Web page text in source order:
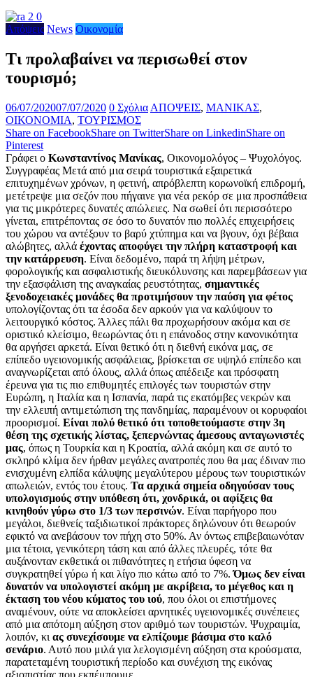
Απόψεις News Οικονομία
Τι προλαβαίνει να περισωθεί στον
τουρισμό;
06/07/202007/07/2020 0 Σχόλια ΑΠΟΨΕΙΣ, ΜΑΝΙΚΑΣ,
ΟΙΚΟΝΟΜΙΑ, ΤΟΥΡΙΣΜΟΣ
Share on FacebookShare on TwitterShare on LinkedinShare on
Pinterest
Γράφει ο Κωνσταντίνος Μανίκας, Οικονομολόγος – Ψυχολόγος.
Συγγραφέας Μετά από μια σειρά τουριστικά εξαιρετικά
επιτυχημένων χρόνων, η φετινή, απρόβλεπτη κορωνοϊκή επιδρομή,
μετέτρεψε μια σεζόν που πήγαινε για νέα ρεκόρ σε μια προσπάθεια
για τις μικρότερες δυνατές απώλειες. Να σωθεί ότι περισσότερο
γίνεται, επιτρέποντας σε όσο το δυνατόν πιο πολλές επιχειρήσεις
του χώρου να αντέξουν το βαρύ χτύπημα και να βγουν, όχι βέβαια
αλώβητες, αλλά έχοντας αποφύγει την πλήρη καταστροφή και
την κατάρρευση. Είναι δεδομένο, παρά τη λήψη μέτρων,
φορολογικής και ασφαλιστικής διευκόλυνσης και παρεμβάσεων για
την εξασφάλιση της αναγκαίας ρευστότητας, σημαντικές
ξενοδοχειακές μονάδες θα προτιμήσουν την παύση για φέτος
υπολογίζοντας ότι τα έσοδα δεν αρκούν για να καλύψουν το
λειτουργικό κόστος. Άλλες πάλι θα προχωρήσουν ακόμα και σε
οριστικό κλείσιμο, θεωρώντας ότι η επάνοδος στην κανονικότητα
θα αργήσει αρκετά. Είναι θετικό ότι η διεθνή εικόνα μας, σε
επίπεδο υγειονομικής ασφάλειας, βρίσκεται σε υψηλό επίπεδο και
αναγνωρίζεται από όλους, αλλά όπως απέδειξε και πρόσφατη
έρευνα για τις πιο επιθυμητές επιλογές των τουριστών στην
Ευρώπη, η Ιταλία και η Ισπανία, παρά τις εκατόμβες νεκρών και
την ελλειπή αντιμετώπιση της πανδημίας, παραμένουν οι κορυφαίοι
προορισμοί. Είναι πολύ θετικό ότι τοποθετούμαστε στην 3η
θέση της σχετικής λίστας, ξεπερνώντας άμεσους ανταγωνιστές
μας, όπως η Τουρκία και η Κροατία, αλλά ακόμη και σε αυτό το
σκληρό κλίμα δεν ήρθαν μεγάλες ανατροπές που θα μας έδιναν πιο
ενισχυμένη ελπίδα κάλυψης μεγαλύτερου μέρους των τουριστικών
απωλειών, εντός του έτους. Τα αρχικά σημεία οδηγούσαν τους
υπολογισμούς στην υπόθεση ότι, χονδρικά, οι αφίξεις θα
κινηθούν γύρω στο 1/3 των περσινών. Είναι παρήγορο που
μεγάλοι, διεθνείς ταξιδιωτικοί πράκτορες δηλώνουν ότι θεωρούν
εφικτό να ανεβάσουν τον πήχη στο 50%. Αν όντως επιβεβαιωνόταν
μια τέτοια, γενικότερη τάση και από άλλες πλευρές, τότε θα
αυξάνονταν εκθετικά οι πιθανότητες η ετήσια ύφεση να
συγκρατηθεί γύρω ή και λίγο πιο κάτω από το 7%.Όμως δεν είναι
δυνατόν να υπολογιστεί ακόμη με ακρίβεια, το μέγεθος και η
έκταση του νέου κύματος του ιού, που όλοι οι επιστήμονες
αναμένουν, ούτε να αποκλείσει αρνητικές υγειονομικές συνέπειες
από μια απότομη αύξηση στον αριθμό των τουριστών. Ψυχραιμία,
λοιπόν, κι ας συνεχίσουμε να ελπίζουμε βάσιμα στο καλό
σενάριο. Αυτό που μιλά για λελογισμένη αύξηση στα κρούσματα,
παρατεταμένη τουριστική περίοδο και συνέχιση της εικόνας